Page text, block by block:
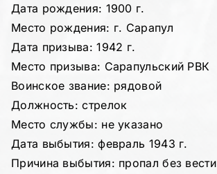
Дата рождения: 1900 г.
Место рождения: г. Сарапул
Дата призыва: 1942 г.
Место призыва: Сарапульский РВК
Воинское звание: рядовой
Должность: стрелок
Место службы: не указано
Дата выбытия: февраль 1943 г.
Причина выбытия: пропал без вести